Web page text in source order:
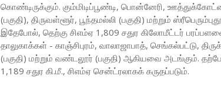
கொண்டிருக்கும். கும்மிடிப்பூண்டி, பொன்னேரி,
(பகுதி), திருவள்ளூர், பூந்தமல்லி (பகுதி) மற்றும்
இதேபோல், தெற்கு சிஎம்ஏ 1,809 சதுர கிலோமீட்டர்
தாலுகாக்கள் - காஞ்சிபுரம், வாலாஜாபாத், செங்கல்பட்டு,
(பகுதி) மற்றும் வண்டலூர் (பகுதி) ஆகியவை அடங்கும்.
1,189 சதுர கி.மீ., சிஎம்ஏ சென்ட்ரலாகக் கருதப்படும்.